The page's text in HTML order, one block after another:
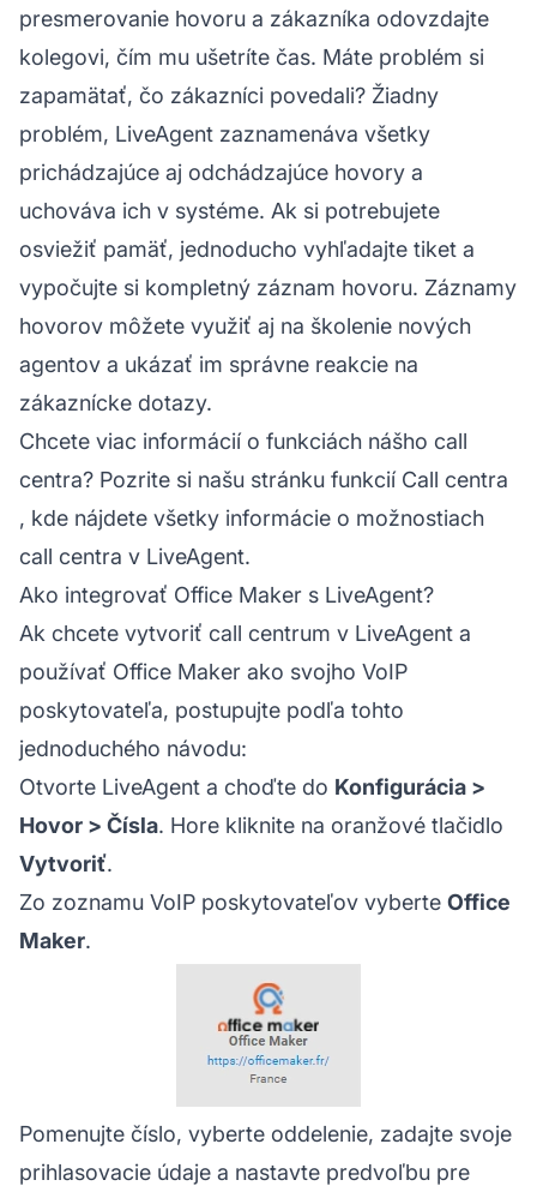
presmerovanie hovoru a zákazníka odovzdajte
kolegovi, čím mu ušetríte čas. Máte problém si
zapamätať, čo zákazníci povedali? Žiadny
problém, LiveAgent zaznamenáva všetky
prichádzajúce aj odchádzajúce hovory a
uchováva ich v systéme. Ak si potrebujete
osviežiť pamäť, jednoducho vyhľadajte tiket a
vypočujte si kompletný záznam hovoru. Záznamy
hovorov môžete využiť aj na školenie nových
agentov a ukázať im správne reakcie na
zákaznícke dotazy.
Chcete viac informácií o funkciách nášho call
centra? Pozrite si našu stránku funkcií Call centra
, kde nájdete všetky informácie o možnostiach
call centra v LiveAgent.
Ako integrovať Office Maker s LiveAgent?
Ak chcete vytvoriť call centrum v LiveAgent a
používať Office Maker ako svojho VoIP
poskytovateľa, postupujte podľa tohto
jednoduchého návodu:
Otvorte LiveAgent a choďte do Konfigurácia >
Hovor > Čísla. Hore kliknite na oranžové tlačidlo
Vytvoriť.
Zo zoznamu VoIP poskytovateľov vyberte Office
Maker.
Pomenujte číslo, vyberte oddelenie, zadajte svoje
prihlasovacie údaje a nastavte predvoľbu pre